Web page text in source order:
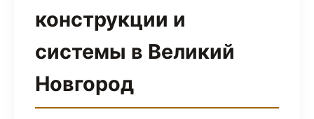
конструкции и
системы в Великий
Новгород